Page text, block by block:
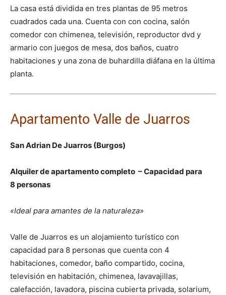
La casa está dividida en tres plantas de 95 metros
cuadrados cada una. Cuenta con con cocina, salón
comedor con chimenea, televisión, reproductor dvd y
armario con juegos de mesa, dos baños, cuatro
habitaciones y una zona de buhardilla diáfana en la última
planta.
Apartamento Valle de Juarros
San Adrian De Juarros (Burgos)
Alquiler de apartamento completo – Capacidad para
8 personas
«Ideal para amantes de la naturaleza»
Valle de Juarros es un alojamiento turístico con
capacidad para 8 personas que cuenta con 4
habitaciones, comedor, baño compartido, cocina,
televisión en habitación, chimenea, lavavajillas,
calefacción, lavadora, piscina cubierta privada, solarium,